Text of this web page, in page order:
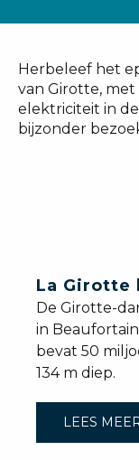
Herbeleef het
van Girotte, met
elektriciteit in
bijzonder
La Girotte
De Girotte-
in
bevat 50
134 m diep.
LEES